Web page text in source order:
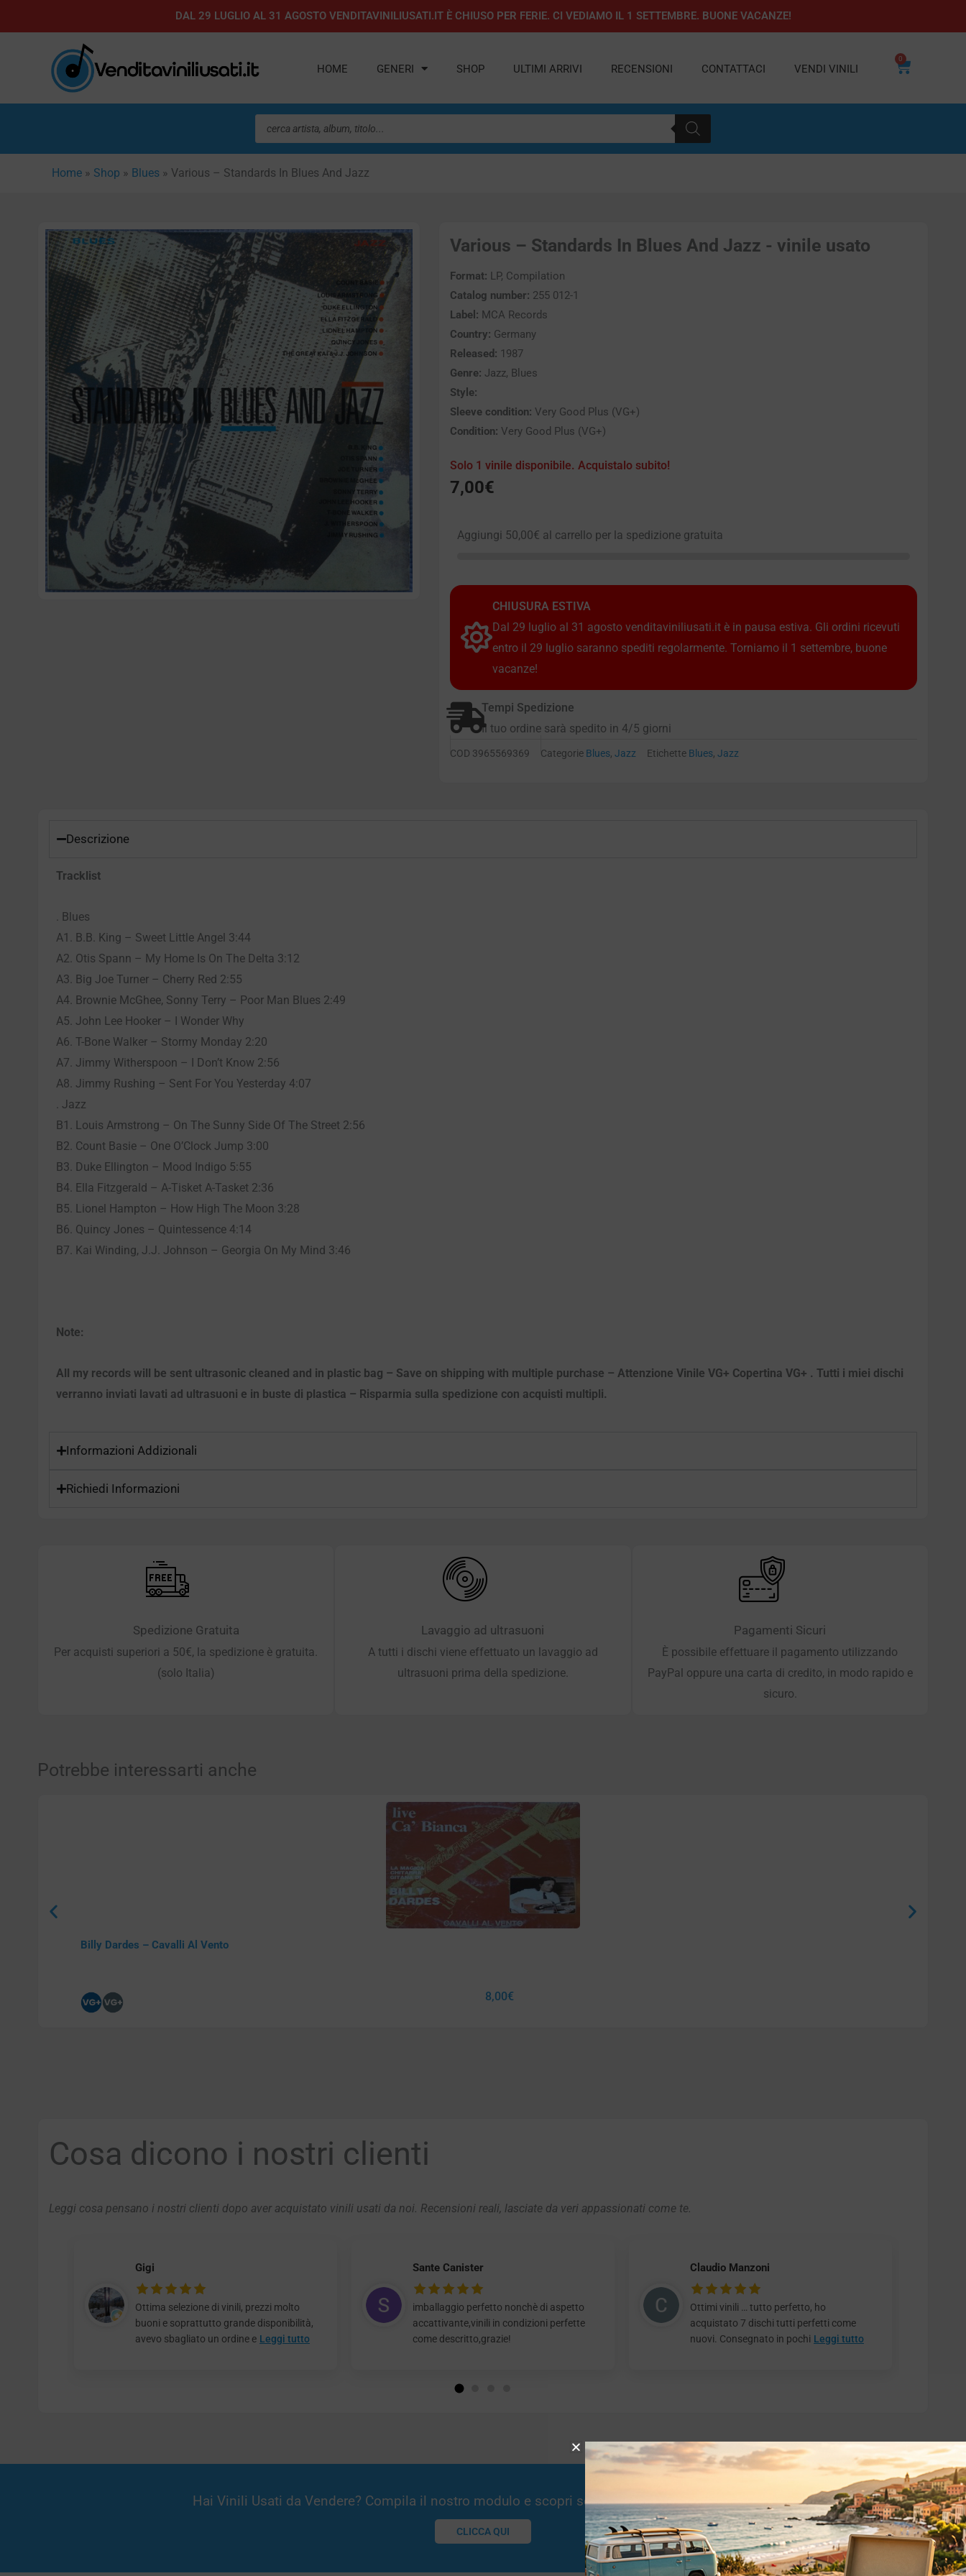
al
DAL 29 LUGLIO AL 31 AGOSTO VENDITAVINILIUSATI.IT È CHIUSO PER FERIE. CI VEDIAMO IL 1 SETTEMBRE. BUONE VACANZE!
HOME GENERI SHOP ULTIMI ARRIVI RECENSIONI CONTATTACI VENDI VINILI
0
Carrello
Ricerca
prodotti
Home » Shop » Blues » Various – Standards In Blues And Jazz
Various – Standards In Blues And Jazz - vinile usato
Format: LP, Compilation
Catalog number: 255 012-1
Label: MCA Records
Country: Germany
Released: 1987
Genre: Jazz, Blues
Style:
Sleeve condition: Very Good Plus (VG+)
Condition: Very Good Plus (VG+)
Solo 1 vinile disponibile. Acquistalo subito!
7,00€
Aggiungi 50,00€ al carrello per la spedizione gratuita
CHIUSURA ESTIVA
Dal 29 luglio al 31 agosto venditaviniliusati.it è in pausa estiva. Gli ordini ricevuti
entro il 29 luglio saranno spediti regolarmente. Torniamo il 1 settembre, buone
vacanze!
Tempi Spedizione
Il tuo ordine sarà spedito in 4/5 giorni
COD 3965569369 Categorie Blues, Jazz Etichette Blues, Jazz
Descrizione
Tracklist
. Blues
A1. B.B. King – Sweet Little Angel 3:44
A2. Otis Spann – My Home Is On The Delta 3:12
A3. Big Joe Turner – Cherry Red 2:55
A4. Brownie McGhee, Sonny Terry – Poor Man Blues 2:49
A5. John Lee Hooker – I Wonder Why
A6. T-Bone Walker – Stormy Monday 2:20
A7. Jimmy Witherspoon – I Don’t Know 2:56
A8. Jimmy Rushing – Sent For You Yesterday 4:07
. Jazz
B1. Louis Armstrong – On The Sunny Side Of The Street 2:56
B2. Count Basie – One O’Clock Jump 3:00
B3. Duke Ellington – Mood Indigo 5:55
B4. Ella Fitzgerald – A-Tisket A-Tasket 2:36
B5. Lionel Hampton – How High The Moon 3:28
B6. Quincy Jones – Quintessence 4:14
B7. Kai Winding, J.J. Johnson – Georgia On My Mind 3:46
Note:
All my records will be sent ultrasonic cleaned and in plastic bag – Save on shipping with multiple purchase – Attenzione Vinile VG+ Copertina VG+ . Tutti i miei dischi
verranno inviati lavati ad ultrasuoni e in buste di plastica – Risparmia sulla spedizione con acquisti multipli.
Informazioni Addizionali
Richiedi Informazioni
Spedizione Gratuita
Per acquisti superiori a 50€, la spedizione è gratuita.
(solo Italia)
Lavaggio ad ultrasuoni
A tutti i dischi viene effettuato un lavaggio ad
ultrasuoni prima della spedizione.
Pagamenti Sicuri
È possibile effettuare il pagamento utilizzando
PayPal oppure una carta di credito, in modo rapido e
sicuro.
Potrebbe interessarti anche
Billy Dardes – Cavalli Al Vento
8,00€
Cosa dicono i nostri clienti
Leggi cosa pensano i nostri clienti dopo aver acquistato vinili usati da noi. Recensioni reali, lasciate da veri appassionati come te.
Gigi
Ottima selezione di vinili, prezzi molto
buoni e soprattutto grande disponibilità,
avevo sbagliato un ordine e Leggi tutto
Sante Canister
imballaggio perfetto nonchè di aspetto
accattivante,vinili in condizioni perfette
come descritto,grazie!
Claudio Manzoni
Ottimi vinili … tutto perfetto, ho
acquistato 7 dischi tutti perfetti come
nuovi. Consegnato in pochi Leggi tutto
Hai Vinili Usati da Vendere? Compila il nostro modulo e scopri se potremmo essere interessati!
CLICCA QUI